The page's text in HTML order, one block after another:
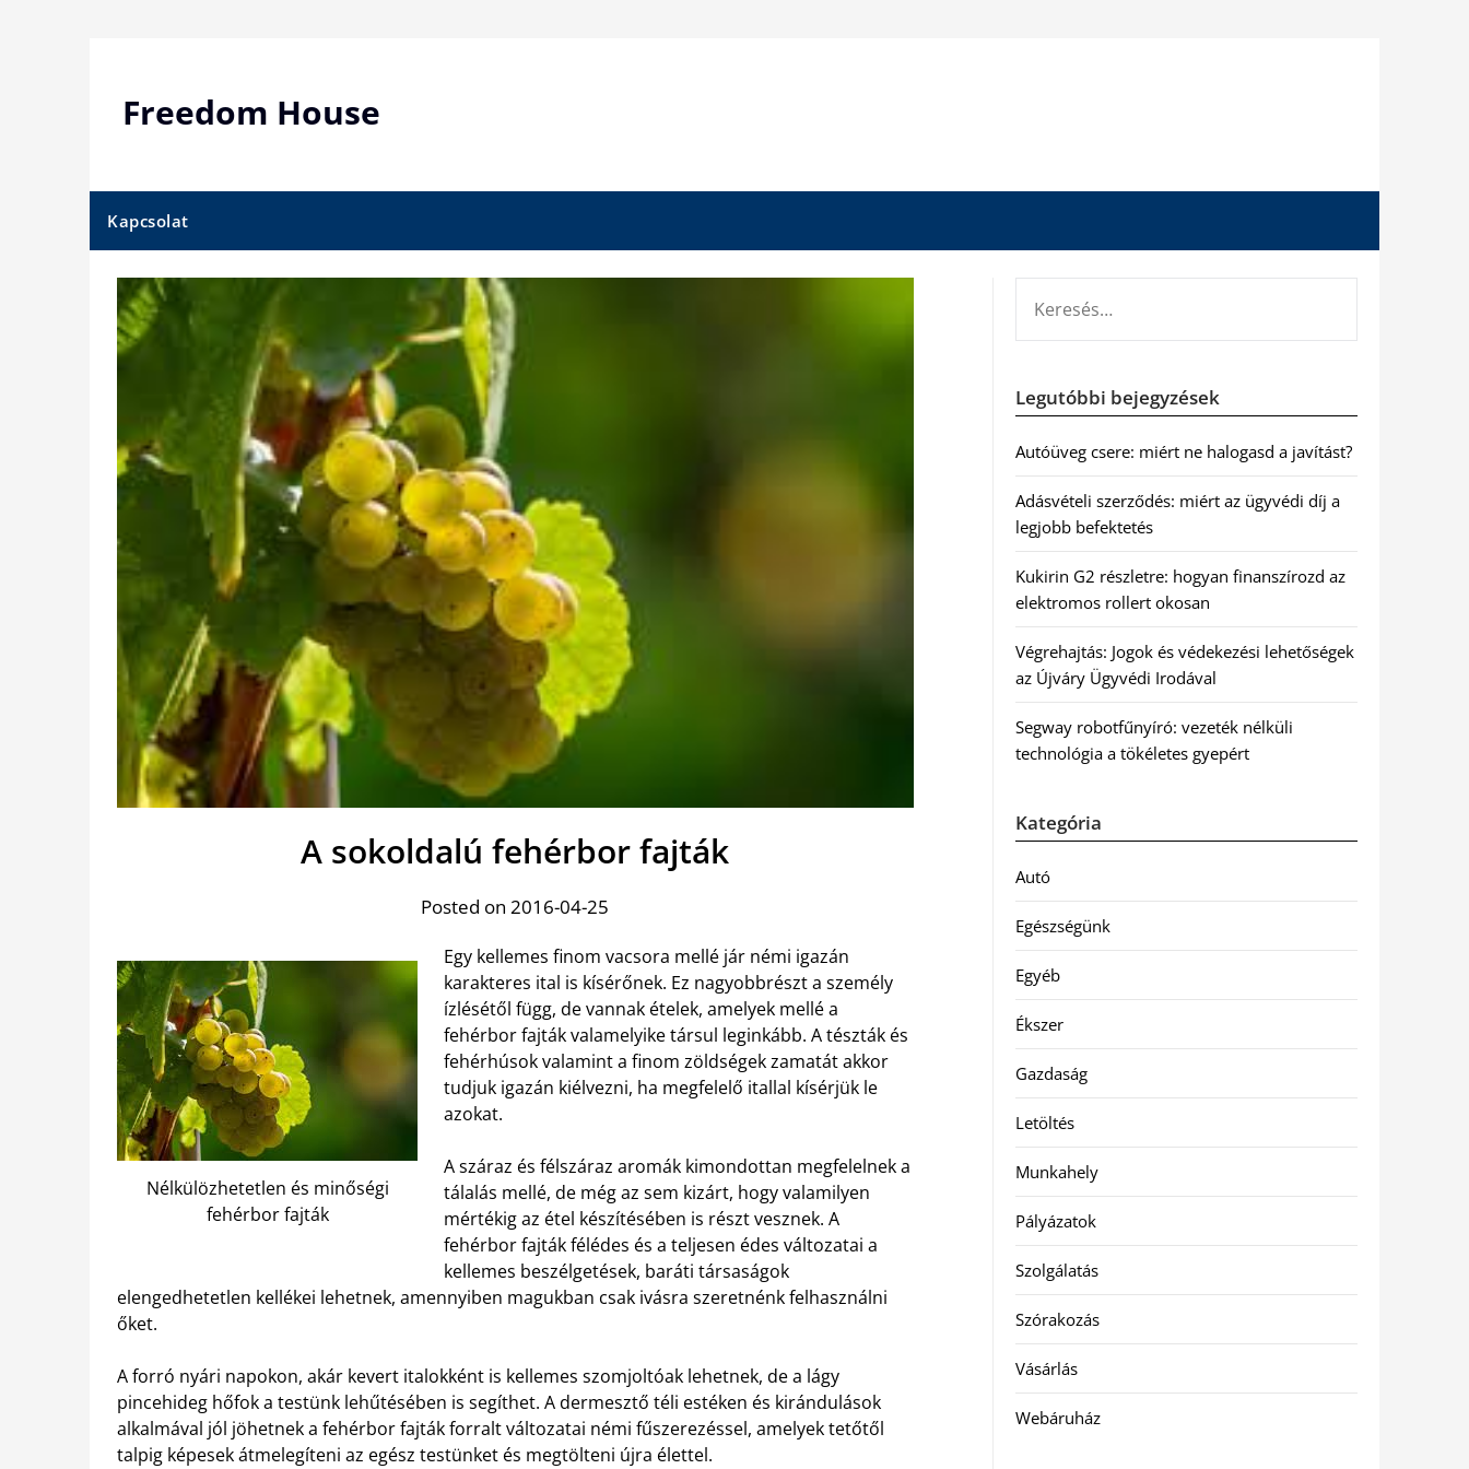
Freedom House
Kapcsolat
A sokoldalú fehérbor fajták
Posted on 2016-04-25
Nélkülözhetetlen és minőségi
fehérbor fajták
Egy kellemes finom vacsora mellé jár némi igazán
karakteres ital is kísérőnek. Ez nagyobbrészt a személy
ízlésétől függ, de vannak ételek, amelyek mellé a
fehérbor fajták valamelyike társul leginkább. A tészták és
fehérhúsok valamint a finom zöldségek zamatát akkor
tudjuk igazán kiélvezni, ha megfelelő itallal kísérjük le
azokat.
A száraz és félszáraz aromák kimondottan megfelelnek a
tálalás mellé, de még az sem kizárt, hogy valamilyen
mértékig az étel készítésében is részt vesznek. A
fehérbor fajták félédes és a teljesen édes változatai a
kellemes beszélgetések, baráti társaságok
elengedhetetlen kellékei lehetnek, amennyiben magukban csak ivásra szeretnénk felhasználni
őket.
A forró nyári napokon, akár kevert italokként is kellemes szomjoltóak lehetnek, de a lágy
pincehideg hőfok a testünk lehűtésében is segíthet. A dermesztő téli estéken és kirándulások
alkalmával jól jöhetnek a fehérbor fajták forralt változatai némi fűszerezéssel, amelyek tetőtől
talpig képesek átmelegíteni az egész testünket és megtölteni újra élettel.
Legutóbbi bejegyzések
Autóüveg csere: miért ne halogasd a javítást?
Adásvételi szerződés: miért az ügyvédi díj a
legjobb befektetés
Kukirin G2 részletre: hogyan finanszírozd az
elektromos rollert okosan
Végrehajtás: Jogok és védekezési lehetőségek
az Újváry Ügyvédi Irodával
Segway robotfűnyíró: vezeték nélküli
technológia a tökéletes gyepért
Kategória
Autó
Egészségünk
Egyéb
Ékszer
Gazdaság
Letöltés
Munkahely
Pályázatok
Szolgálatás
Szórakozás
Vásárlás
Webáruház